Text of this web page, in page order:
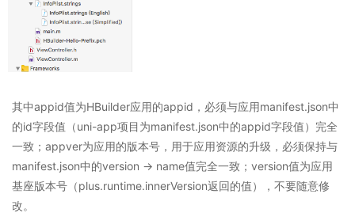
其中appid值为HBuilder应用的appid，必须与应用manifest.json中
的id字段值（uni-app项目为manifest.json中的appid字段值）完全
一致；appver为应用的版本号，用于应用资源的升级，必须保持与
manifest.json中的version -> name值完全一致；version值为应用
基座版本号（plus.runtime.innerVersion返回的值），不要随意修
改。